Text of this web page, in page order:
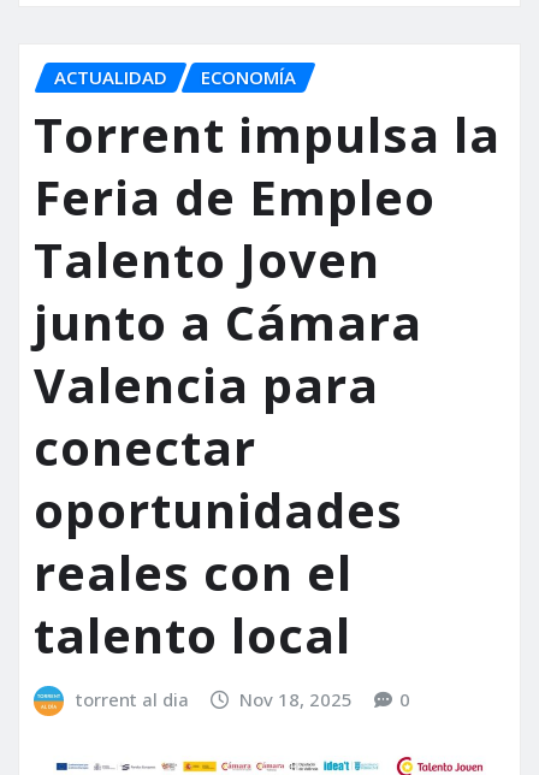
ACTUALIDAD ECONOMÍA
Torrent impulsa la
Feria de Empleo
Talento Joven
junto a Cámara
Valencia para
conectar
oportunidades
reales con el
talento local
torrent al dia Nov 18, 2025 0